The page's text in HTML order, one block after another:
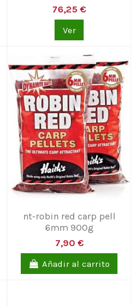
76,25 €
Ver
nt-robin red carp pell
6mm 900g
7,90 €
Añadir al carrito